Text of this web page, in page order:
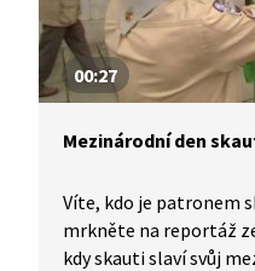
00:27
Mezinárodní den
Víte, kdo je patronem
mrkněte na reportáž
kdy skauti slaví svůj